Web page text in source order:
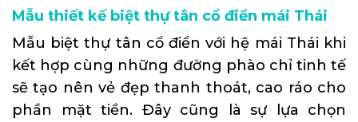
Mẫu thiết kế biệt thự tân cổ điển mái Thái
Mẫu biệt thự tân cổ điển với hệ mái Thái khi
kết hợp cùng những đường phào chỉ tinh tế
sẽ tạo nên vẻ đẹp thanh thoát, cao ráo cho
phần mặt tiền. Đây cũng là sự lựa chọn